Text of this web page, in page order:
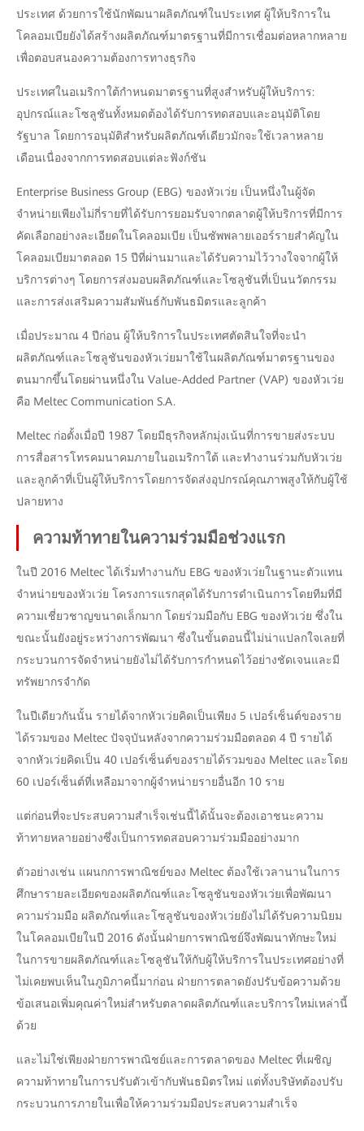
ประเทศ ด้วยการใช้นักพัฒนาผลิตภัณฑ์ในประเทศ ผู้ให้บริการใน
โคลอมเบียยังได้สร้างผลิตภัณฑ์มาตรฐานที่มีการเชื่อมต่อหลากหลาย
เพื่อตอบสนองความต้องการทางธุรกิจ
ประเทศในอเมริกาใต้กำหนดมาตรฐานที่สูงสำหรับผู้ให้บริการ:
อุปกรณ์และโซลูชันทั้งหมดต้องได้รับการทดสอบและอนุมัติโดย
รัฐบาล โดยการอนุมัติสำหรับผลิตภัณฑ์เดียวมักจะใช้เวลาหลาย
เดือนเนื่องจากการทดสอบแต่ละฟังก์ชัน
Enterprise Business Group (EBG) ของหัวเว่ย เป็นหนึ่งในผู้จัด
จำหน่ายเพียงไม่กี่รายที่ได้รับการยอมรับจากตลาดผู้ให้บริการที่มีการ
คัดเลือกอย่างละเอียดในโคลอมเบีย เป็นซัพพลายเออร์รายสำคัญใน
โคลอมเบียมาตลอด 15 ปีที่ผ่านมาและได้รับความไว้วางใจจากผู้ให้
บริการต่างๆ โดยการส่งมอบผลิตภัณฑ์และโซลูชันที่เป็นนวัตกรรม
และการส่งเสริมความสัมพันธ์กับพันธมิตรและลูกค้า
เมื่อประมาณ 4 ปีก่อน ผู้ให้บริการในประเทศตัดสินใจที่จะนำ
ผลิตภัณฑ์และโซลูชันของหัวเว่ยมาใช้ในผลิตภัณฑ์มาตรฐานของ
ตนมากขึ้นโดยผ่านหนึ่งใน Value-Added Partner (VAP) ของหัวเว่ย
คือ Meltec Communication S.A.
Meltec ก่อตั้งเมื่อปี 1987 โดยมีธุรกิจหลักมุ่งเน้นที่การขายส่งระบบ
การสื่อสารโทรคมนาคมภายในอเมริกาใต้ และทำงานร่วมกับหัวเว่ย
และลูกค้าที่เป็นผู้ให้บริการโดยการจัดส่งอุปกรณ์คุณภาพสูงให้กับผู้ใช้
ปลายทาง
ความท้าทายในความร่วมมือช่วงแรก
ในปี 2016 Meltec ได้เริ่มทำงานกับ EBG ของหัวเว่ยในฐานะตัวแทน
จำหน่ายของหัวเว่ย โครงการแรกสุดได้รับการดำเนินการโดยทีมที่มี
ความเชี่ยวชาญขนาดเล็กมาก โดยร่วมมือกับ EBG ของหัวเว่ย ซึ่งใน
ขณะนั้นยังอยู่ระหว่างการพัฒนา ซึ่งในขั้นตอนนี้ไม่น่าแปลกใจเลยที่
กระบวนการจัดจำหน่ายยังไม่ได้รับการกำหนดไว้อย่างชัดเจนและมี
ทรัพยากรจำกัด
ในปีเดียวกันนั้น รายได้จากหัวเว่ยคิดเป็นเพียง 5 เปอร์เซ็นต์ของราย
ได้รวมของ Meltec ปัจจุบันหลังจากความร่วมมือตลอด 4 ปี รายได้
จากหัวเว่ยคิดเป็น 40 เปอร์เซ็นต์ของรายได้รวมของ Meltec และโดย
60 เปอร์เซ็นต์ที่เหลือมาจากผู้จำหน่ายรายอื่นอีก 10 ราย
แต่ก่อนที่จะประสบความสำเร็จเช่นนี้ได้นั้นจะต้องเอาชนะความ
ท้าทายหลายอย่างซึ่งเป็นการทดสอบความร่วมมืออย่างมาก
ตัวอย่างเช่น แผนกการพาณิชย์ของ Meltec ต้องใช้เวลานานในการ
ศึกษารายละเอียดของผลิตภัณฑ์และโซลูชันของหัวเว่ยเพื่อพัฒนา
ความร่วมมือ ผลิตภัณฑ์และโซลูชันของหัวเว่ยยังไม่ได้รับความนิยม
ในโคลอมเบียในปี 2016 ดังนั้นฝ่ายการพาณิชย์จึงพัฒนาทักษะใหม่
ในการขายผลิตภัณฑ์และโซลูชันให้กับผู้ให้บริการในประเทศอย่างที่
ไม่เคยพบเห็นในภูมิภาคนี้มาก่อน ฝ่ายการตลาดยังปรับข้อความด้วย
ข้อเสนอเพิ่มคุณค่าใหม่สำหรับตลาดผลิตภัณฑ์และบริการใหม่เหล่านี้
ด้วย
และไม่ใช่เพียงฝ่ายการพาณิชย์และการตลาดของ Meltec ที่เผชิญ
ความท้าทายในการปรับตัวเข้ากับพันธมิตรใหม่ แต่ทั้งบริษัทต้องปรับ
กระบวนการภายในเพื่อให้ความร่วมมือประสบความสำเร็จ